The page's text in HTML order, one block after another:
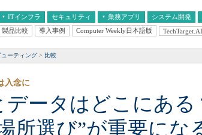
ITインフラ セキュリティ 業務アプリ
ープライズAI
システム
システム開発
経営とIT 医療IT
製品比較 導入事例 Computer Weekly日本語版 TechTarget.AI
ーティング 比較
データはどこにあ
所選び”が重要にな
入念に